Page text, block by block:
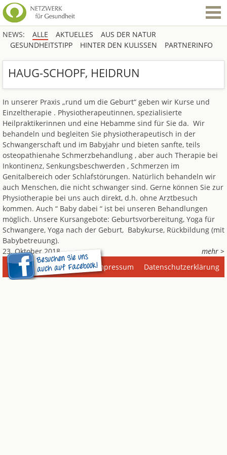
NEWS: ALLE AKTUELLES
AUS DER NATUR
GESUNDHEITSTIPP
HINTER DEN KULISSEN PARTNERINFO
HAUG-SCHOPF, HEIDRUN
In unserer Praxis „rund um die Geburt“ geben wir Kurse und
Einzeltherapie . Physiotherapeutinnen, spezialisierte
Heilpraktikerinnen und eine Hebamme sind für Sie da. Wir
behandeln und begleiten Sie physiotherapeutisch in der
Schwangerschaft und im Babyjahr und bieten sanfte, teils
osteopathienahe Schmerzbehandlung , aber auch Therapie bei
Inkontinenz, Senkungsbeschwerden , Schmerzen im
Genitalbereich oder Schlafstörungen. Natürlich behandeln wir
auch Menschen, die nicht schwanger sind. Gerne können Sie zur
Physiotherapie bei uns auch direkt, d.h. ohne Arztbesuch
kommen. Auch “ Baby dabei “ ist bei unseren Behandlungen
möglich. Unsere Kursangebote: Geburtsvorbereitung, Yoga für
Schwangere, Yoga nach der Geburt, Babykurse, Rückbildung (mit
Babybetreuung).
23. Oktober 2018
mehr >
Impressum
Datenschutzerklärung